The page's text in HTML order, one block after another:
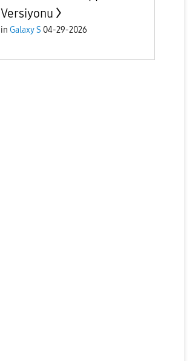
Versiyonu
in Galaxy S 04-29-2026